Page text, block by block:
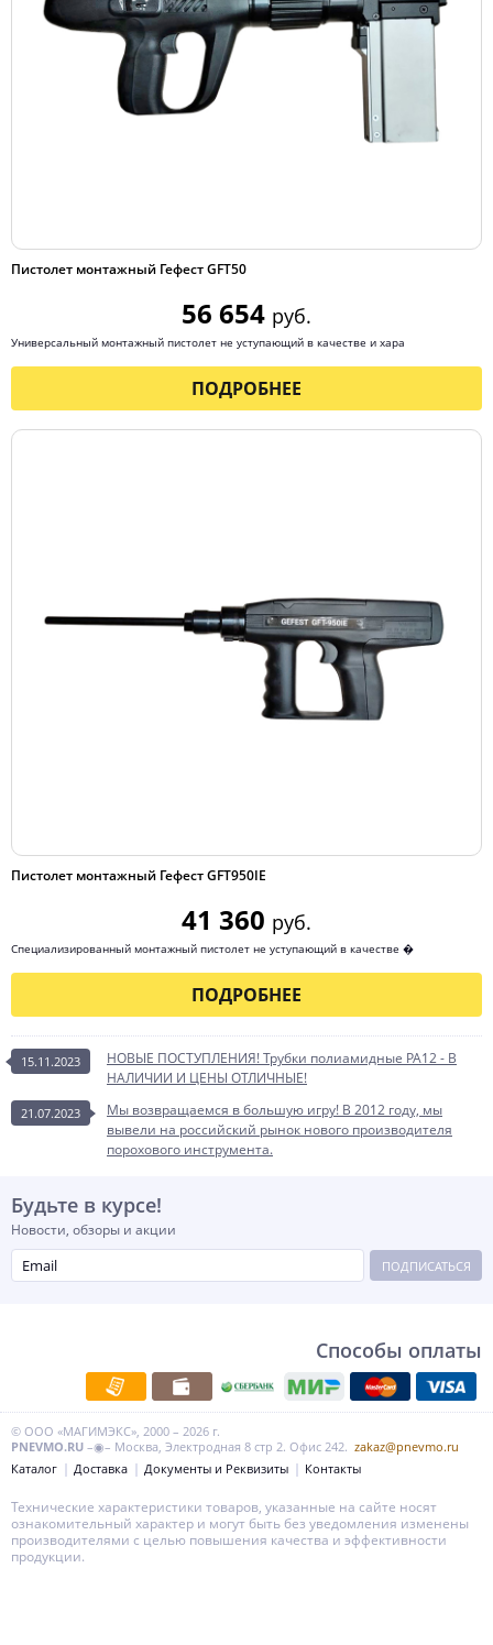
Пистолет монтажный Гефест GFT50
56 654 руб.
Универсальный монтажный пистолет не уступающий в качестве и хара
ПОДРОБНЕЕ
Пистолет монтажный Гефест GFT950IE
41 360 руб.
Специализированный монтажный пистолет не уступающий в качестве �
ПОДРОБНЕЕ
15.11.2023
НОВЫЕ ПОСТУПЛЕНИЯ! Трубки полиамидные PA12 - В
НАЛИЧИИ И ЦЕНЫ ОТЛИЧНЫЕ!
Мы возвращаемся в большую игру! В 2012 году, мы
вывели на российский рынок нового производителя
порохового инструмента.
21.07.2023
Будьте в курсе!
Новости, обзоры и акции
ПОДПИСАТЬСЯ
Способы оплаты
© ООО «МАГИМЭКС», 2000 – 2026 г.
PNEVMO.RU –◉– Москва, Электродная 8 стр 2. Офис 242. zakaz@pnevmo.ru
Каталог
Доставка Документы и Реквизиты Контакты
Технические характеристики товаров, указанные на сайте носят
ознакомительный характер и могут быть без уведомления изменены
производителями с целью повышения качества и эффективности
продукции.